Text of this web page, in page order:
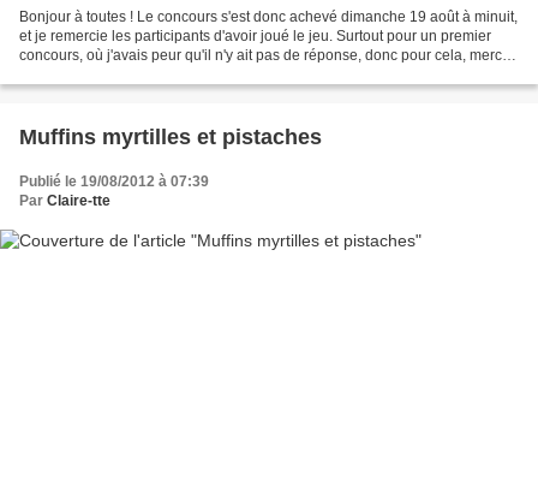
Bonjour à toutes ! Le concours s'est donc achevé dimanche 19 août à minuit,
et je remercie les participants d'avoir joué le jeu. Surtout pour un premier
concours, où j'avais peur qu'il n'y ait pas de réponse, donc pour cela, merci !
Muffins myrtilles et pistaches
Publié le 19/08/2012 à 07:39
Par Claire-tte